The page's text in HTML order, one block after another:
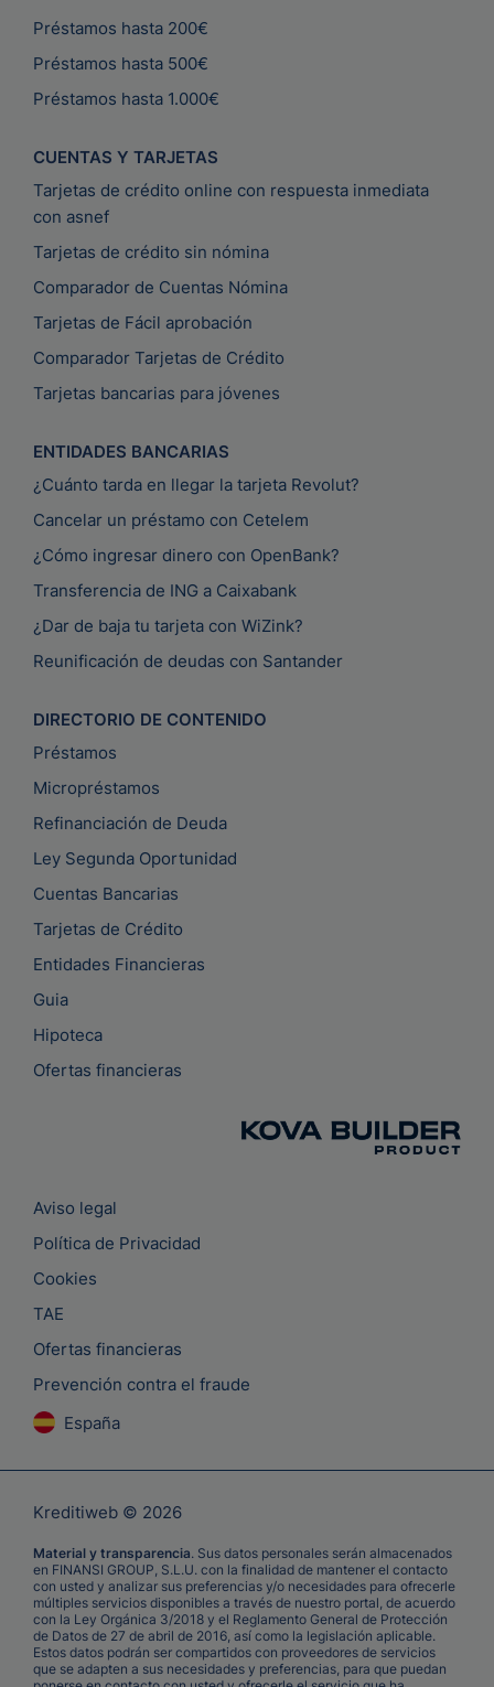
Préstamos hasta 200€
Préstamos hasta 500€
Préstamos hasta 1.000€
CUENTAS Y TARJETAS
Tarjetas de crédito online con respuesta inmediata
con asnef
Tarjetas de crédito sin nómina
Comparador de Cuentas Nómina
Tarjetas de Fácil aprobación
Comparador Tarjetas de Crédito
Tarjetas bancarias para jóvenes
ENTIDADES BANCARIAS
¿Cuánto tarda en llegar la tarjeta Revolut?
Cancelar un préstamo con Cetelem
¿Cómo ingresar dinero con OpenBank?
Transferencia de ING a Caixabank
¿Dar de baja tu tarjeta con WiZink?
Reunificación de deudas con Santander
DIRECTORIO DE CONTENIDO
Préstamos
Micropréstamos
Refinanciación de Deuda
Ley Segunda Oportunidad
Cuentas Bancarias
Tarjetas de Crédito
Entidades Financieras
Guia
Hipoteca
Ofertas financieras
Aviso legal
Política de Privacidad
Cookies
TAE
Ofertas financieras
Prevención contra el fraude
España
Kreditiweb © 2026
Material y transparencia. Sus datos personales serán almacenados
en FINANSI GROUP, S.L.U. con la finalidad de mantener el contacto
con usted y analizar sus preferencias y/o necesidades para ofrecerle
múltiples servicios disponibles a través de nuestro portal, de acuerdo
con la Ley Orgánica 3/2018 y el Reglamento General de Protección
de Datos de 27 de abril de 2016, así como la legislación aplicable.
Estos datos podrán ser compartidos con proveedores de servicios
que se adapten a sus necesidades y preferencias, para que puedan